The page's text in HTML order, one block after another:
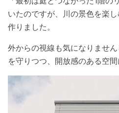
いたのですが、川の景色を楽
作りました。
外からの視線も気になりませ
を守りつつ、開放感のある空